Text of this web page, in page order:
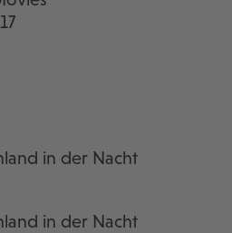
in der Nacht
in der Nacht